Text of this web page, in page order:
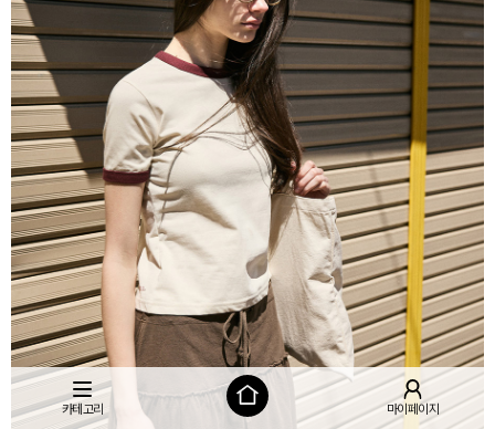
카테고리 마이페이지